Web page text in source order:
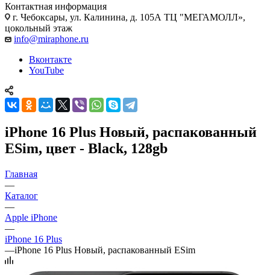
Контактная информация
г. Чебоксары, ул. Калинина, д. 105А ТЦ "МЕГАМОЛЛ»,
цокольный этаж
info@miraphone.ru
Вконтакте
YouTube
iPhone 16 Plus Новый, распакованный
ESim, цвет - Black, 128gb
Главная
—
Каталог
—
Apple iPhone
—
iPhone 16 Plus
—iPhone 16 Plus Новый, распакованный ESim